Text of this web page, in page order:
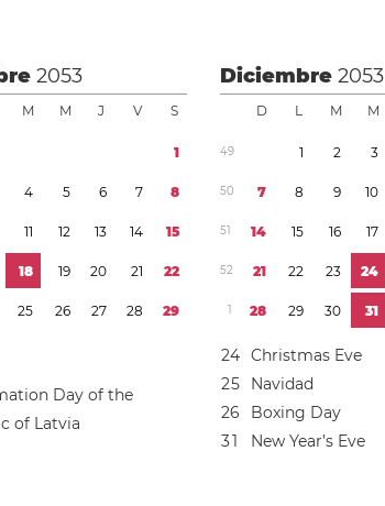
2053
M M J V S
1
4 5 6 7 8
11 12 13 14 15
18 19 20 21 22
25 26 27 28 29
Day of the
of Latvia
Diciembre2053
D L M M
49 1 2 3
50 7 8 9 10
51 14 15 16 17
52 21 22 23 24
1 28 29 30 31
24 Christmas Eve
25
Navidad
26
Boxing Day
31 New Year’s Eve